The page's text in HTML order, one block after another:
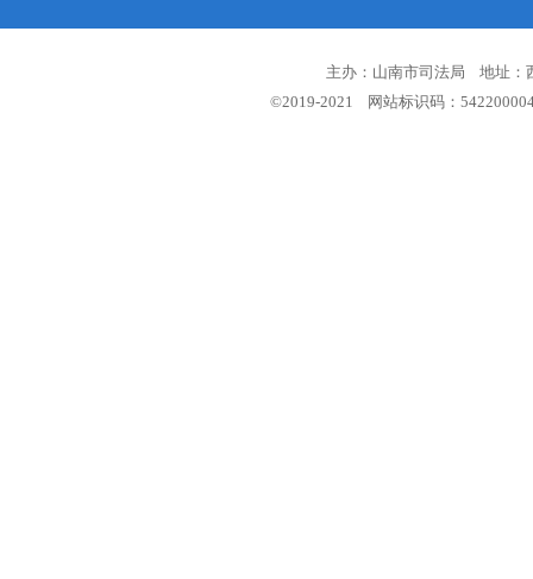
主办：山南市司法局 地址：
©2019-2021 网站标识码：